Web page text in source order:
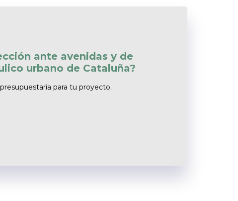
ante avenidas y de
urbano de Cataluña?
para tu proyecto.